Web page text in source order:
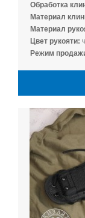
Обработка
Материал
Материал
Цвет рукояти:
Режим